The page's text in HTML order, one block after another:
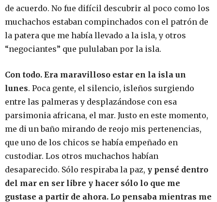
de acuerdo. No fue difícil descubrir al poco como los
muchachos estaban compinchados con el patrón de
la patera que me había llevado a la isla, y otros
“negociantes” que pululaban por la isla.
Con todo. Era maravilloso estar en la isla un
lunes. Poca gente, el silencio, isleños surgiendo
entre las palmeras y desplazándose con esa
parsimonia africana, el mar. Justo en este momento,
me di un baño mirando de reojo mis pertenencias,
que uno de los chicos se había empeñado en
custodiar. Los otros muchachos habían
desaparecido. Sólo respiraba la paz, y pensé dentro
del mar en ser libre y hacer sólo lo que me
gustase a partir de ahora. Lo pensaba mientras me